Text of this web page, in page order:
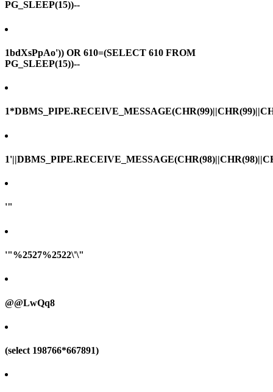
PG_SLEEP(15))--
1bdXsPpAo')) OR 610=(SELECT 610 FROM
PG_SLEEP(15))--
'"
'"%2527%2522\'\"
@@LwQq8
(select 198766*667891)